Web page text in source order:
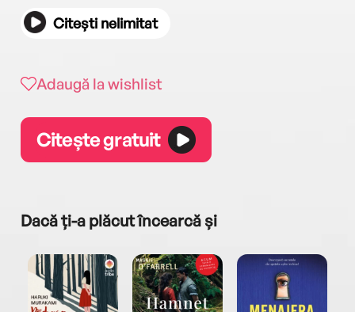
Citești nelimitat
Adaugă la wishlist
Citește gratuit
Dacă ți-a plăcut încearcă și